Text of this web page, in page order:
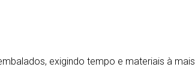
exigindo tempo e materiais à mais